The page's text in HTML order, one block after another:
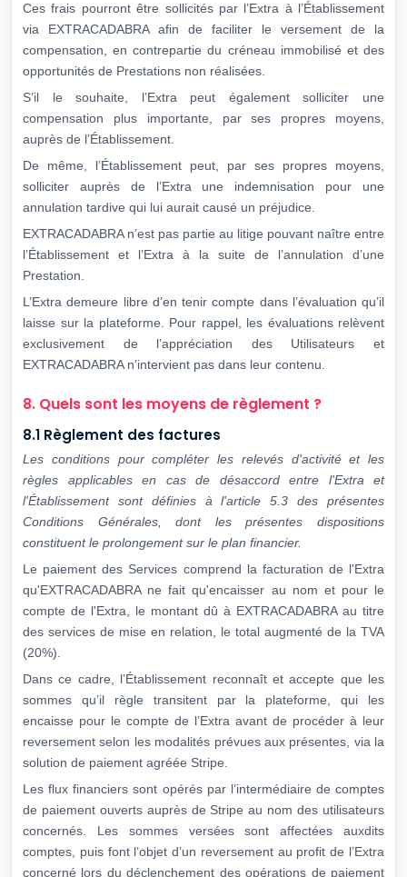
Ces frais pourront être sollicités par l’Extra à l’Établissement
via EXTRACADABRA afin de faciliter le versement de la
compensation, en contrepartie du créneau immobilisé et des
opportunités de Prestations non réalisées.
S’il le souhaite, l’Extra peut également solliciter une
compensation plus importante, par ses propres moyens,
auprès de l’Établissement.
De même, l’Établissement peut, par ses propres moyens,
solliciter auprès de l’Extra une indemnisation pour une
annulation tardive qui lui aurait causé un préjudice.
EXTRACADABRA n’est pas partie au litige pouvant naître entre
l’Établissement et l’Extra à la suite de l’annulation d’une
Prestation.
L’Extra demeure libre d’en tenir compte dans l’évaluation qu’il
laisse sur la plateforme. Pour rappel, les évaluations relèvent
exclusivement de l’appréciation des Utilisateurs et
EXTRACADABRA n’intervient pas dans leur contenu.
8. Quels sont les moyens de règlement ?
8.1 Règlement des factures
Les conditions pour compléter les relevés d'activité et les
règles applicables en cas de
désaccord entre l'Extra et
l'Établissement sont définies à l'article 5.3 des présentes
Conditions Générales, dont les présentes dispositions
constituent le prolongement sur le plan financier.
Le paiement des Services comprend la facturation de l'Extra
qu'EXTRACADABRA ne fait qu'encaisser au nom et pour le
compte de l'Extra, le montant dû à EXTRACADABRA au titre
des services de mise en relation, le total augmenté de la TVA
(20%).
Dans ce cadre, l’Établissement reconnaît et accepte que les
sommes qu’il règle transitent par la plateforme, qui les
encaisse pour le compte de l’Extra avant de procéder à leur
reversement selon les modalités prévues aux présentes, via la
solution de paiement agréée Stripe.
Les flux financiers sont opérés par l’intermédiaire de comptes
de paiement ouverts auprès de Stripe au nom des utilisateurs
concernés. Les sommes versées sont affectées auxdits
comptes, puis font l’objet d’un reversement au profit de l’Extra
concerné lors du déclenchement des opérations de paiement